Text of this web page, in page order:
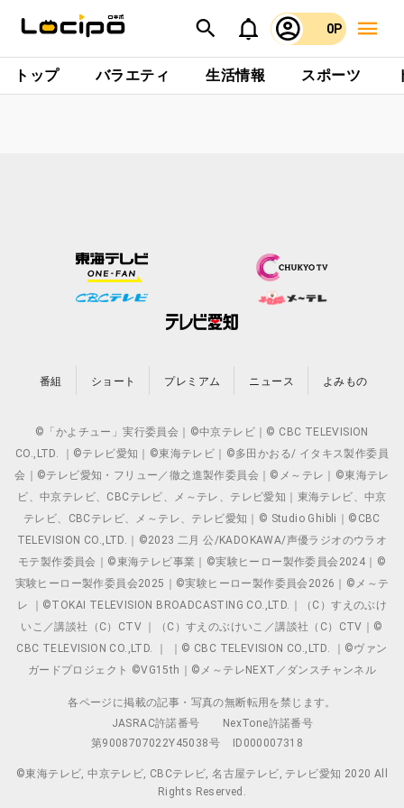
0P
トップ バラエティ 生活情報 スポーツ
番組 ショート プレミアム ニュース よみもの
©「かよチュー」実行委員会｜©中京テレビ｜© CBC TELEVISION
CO.,LTD. ｜©テレビ愛知｜©東海テレビ｜©多田かおる/ イタキス製作委員
会｜©テレビ愛知・フリュー／徹之進製作委員会｜©メ～テレ｜©東海テレ
ビ、中京テレビ、CBCテレビ、メ～テレ、テレビ愛知｜東海テレビ、中京
テレビ、CBCテレビ、メ～テレ、テレビ愛知｜© Studio Ghibli｜©CBC
TELEVISION CO.,LTD.｜©2023 二月 公/KADOKAWA/声優ラジオのウラオ
モテ製作委員会｜©東海テレビ事業｜©実験ヒーロー製作委員会2024｜©
実験ヒーロー製作委員会2025｜©実験ヒーロー製作委員会2026｜©メ～テ
レ ｜©TOKAI TELEVISION BROADCASTING CO.,LTD.｜（C）すえのぶけ
いこ／講談社（C）CTV ｜（C）すえのぶけいこ／講談社（C）CTV｜©
CBC TELEVISION CO.,LTD. ｜ ｜© CBC TELEVISION CO.,LTD. ｜©ヴァン
ガードプロジェクト ©VG15th｜©メ～テレNEXT／ダンスチャンネル
各ページに掲載の記事・写真の無断転用を禁じます。
JASRAC許諾番号
NexTone許諾番号
第9008707022Y45038号
ID000007318
©東海テレビ, 中京テレビ, CBCテレビ, 名古屋テレビ, テレビ愛知 2020 All
Rights Reserved.